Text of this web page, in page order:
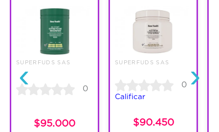
‹
SUPERFUDS SAS
0
$95.000
SUPERFUDS SAS
0
Calificar
$90.450
›